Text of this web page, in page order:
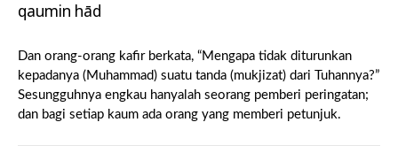
qaumin hād
Dan orang-orang kafir berkata, “Mengapa tidak diturunkan
kepadanya (Muhammad) suatu tanda (mukjizat) dari Tuhannya?”
Sesungguhnya engkau hanyalah seorang pemberi peringatan;
dan bagi setiap kaum ada orang yang memberi petunjuk.